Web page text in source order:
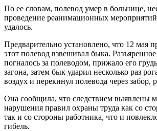
По ее словам, полевод умер в больнице,
проведение реанимационных мероприятий
удалось.
Предварительно установлено, что 12 мая
этот полевод взвешивал быка.
погналось за полеводом, прижало его
загона, затем бык ударил несколько раз
воздух и перекинул полевода через забор,
Она сообщила, что следствием выявлены
нарушения правил охраны труда как со
так и со стороны работника, что и
гибель.